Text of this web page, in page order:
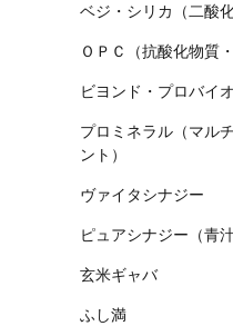
ベジ・シリカ（二酸化
ＯＰＣ（抗酸化物質
ビヨンド・プロバイオ
プロミネラル（マル
ント）
ヴァイタシナジー
ピュアシナジー（青汁
玄米ギャバ
ふし満